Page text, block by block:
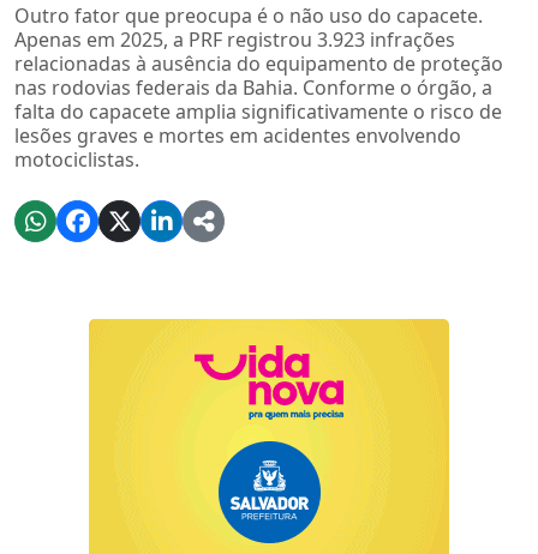
Outro fator que preocupa é o não uso do capacete.
Apenas em 2025, a PRF registrou 3.923 infrações
relacionadas à ausência do equipamento de proteção
nas rodovias federais da Bahia. Conforme o órgão, a
falta do capacete amplia significativamente o risco de
lesões graves e mortes em acidentes envolvendo
motociclistas.